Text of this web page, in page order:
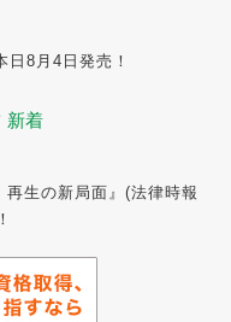
日8月4日発売！
新着
再生の新局面』(法律時報